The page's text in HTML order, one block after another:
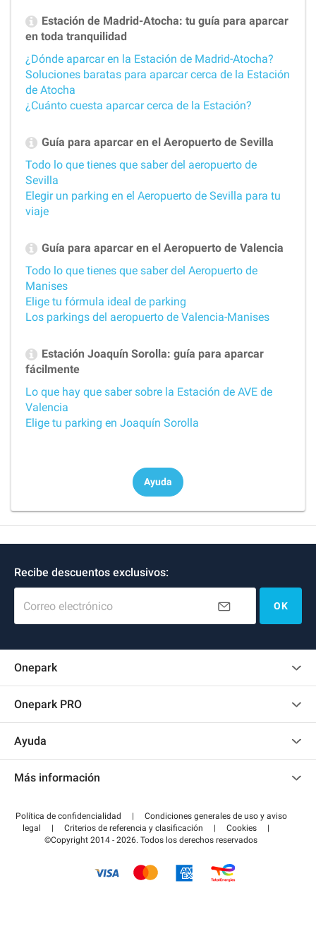
Estación de Madrid-Atocha: tu guía para aparcar
en toda tranquilidad
¿Dónde aparcar en la Estación de Madrid-Atocha?
Soluciones baratas para aparcar cerca de la Estación
de Atocha
¿Cuánto cuesta aparcar cerca de la Estación?
Guía para aparcar en el Aeropuerto de Sevilla
Todo lo que tienes que saber del aeropuerto de
Sevilla
Elegir un parking en el Aeropuerto de Sevilla para tu
viaje
Guía para aparcar en el Aeropuerto de Valencia
Todo lo que tienes que saber del Aeropuerto de
Manises
Elige tu fórmula ideal de parking
Los parkings del aeropuerto de Valencia-Manises
Estación Joaquín Sorolla: guía para aparcar
fácilmente
Lo que hay que saber sobre la Estación de AVE de
Valencia
Elige tu parking en Joaquín Sorolla
Ayuda
Recibe descuentos exclusivos:
Correo electrónico OK
Onepark
Onepark PRO
Convertirse en colaborador
Acceder a mi área de colaborador
Ayuda
Pagar el aparcamiento FLOW
Más información
Guía de estacionamiento
Política de confidencialidad |
Condiciones generales de uso y aviso
legal
| Criterios de referencia y clasificación | Cookies
|
©Copyright 2014 - 2026. Todos los derechos reservados